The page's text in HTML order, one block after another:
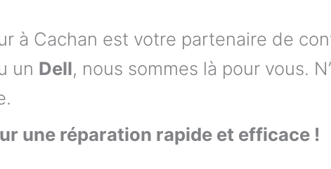
à Cachan est votre partenaire de
un Dell, nous sommes là pour vous.
une réparation rapide et efficace !